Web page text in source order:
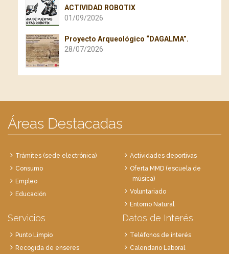
ACTIVIDAD ROBOTIX
01/09/2026
Proyecto Arqueológico “DAGALMA”.
28/07/2026
Áreas Destacadas
Trámites (sede electrónica)
Consumo
Empleo
Educación
Actividades deportivas
Oferta MMD (escuela de
música)
Voluntariado
Entorno Natural
Servicios
Punto Limpio
Recogida de enseres
Datos de Interés
Teléfonos de interés
Calendario Laboral